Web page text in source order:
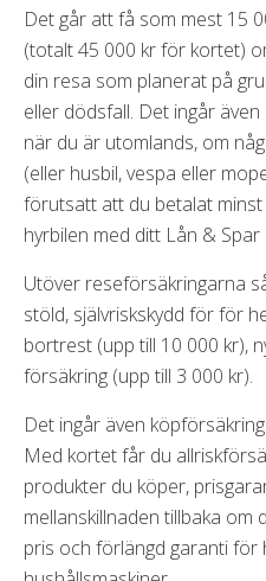
Det går att få som mest 15
(totalt 45 000 kr för kortet)
din resa som planerat på
eller dödsfall. Det ingår
när du är utomlands, om
(eller husbil, vespa eller
förutsatt att du betalat
hyrbilen med ditt Lån &
Utöver reseförsäkringarna
stöld, självriskskydd för för
bortrest (upp till 10 000 kr),
försäkring (upp till 3 000 kr).
Det ingår även
Med kortet får du
produkter du köper,
mellanskillnaden tillbaka om
pris och förlängd garanti för